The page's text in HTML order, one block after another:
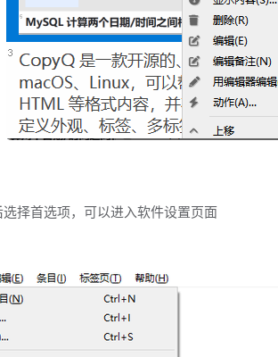
择首选项，可以进入软件设置页面